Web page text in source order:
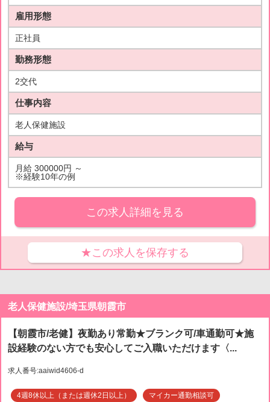
雇用形態
正社員
勤務形態
2交代
仕事内容
老人保健施設
給与
月給 300000円 ～
※経験10年の例
この求人詳細を見る
★この求人を保存する
老人保健施設/埼玉県朝霞市
【朝霞市/老健】夜勤あり常勤★ブランク可/車通勤可★施
設経験のない方でも安心してご入職いただけます〈...
求人番号:aaiwid4606-d
4週8休以上（または週休2日以上） マイカー通勤相談可